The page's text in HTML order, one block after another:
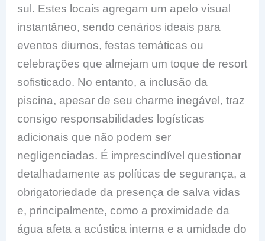
sul. Estes locais agregam um apelo visual
instantâneo, sendo cenários ideais para
eventos diurnos, festas temáticas ou
celebrações que almejam um toque de resort
sofisticado. No entanto, a inclusão da
piscina, apesar de seu charme inegável, traz
consigo responsabilidades logísticas
adicionais que não podem ser
negligenciadas. É imprescindível questionar
detalhadamente as políticas de segurança, a
obrigatoriedade da presença de salva vidas
e, principalmente, como a proximidade da
água afeta a acústica interna e a umidade do